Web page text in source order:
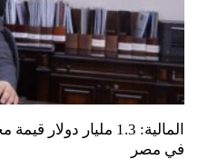
المالية: 1.3 مليار
في مصر